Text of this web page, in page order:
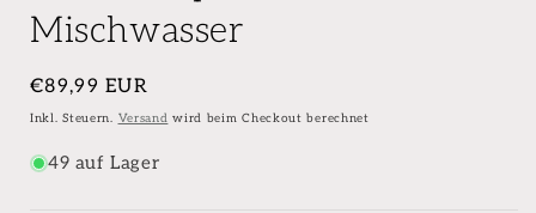
Mischwasser
Normaler
Preis
€89,99 EUR
Inkl. Steuern. Versand wird beim Checkout berechnet
49 auf Lager